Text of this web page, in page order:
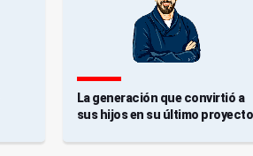
La generación que convirtió a
sus hijos en su último proyecto